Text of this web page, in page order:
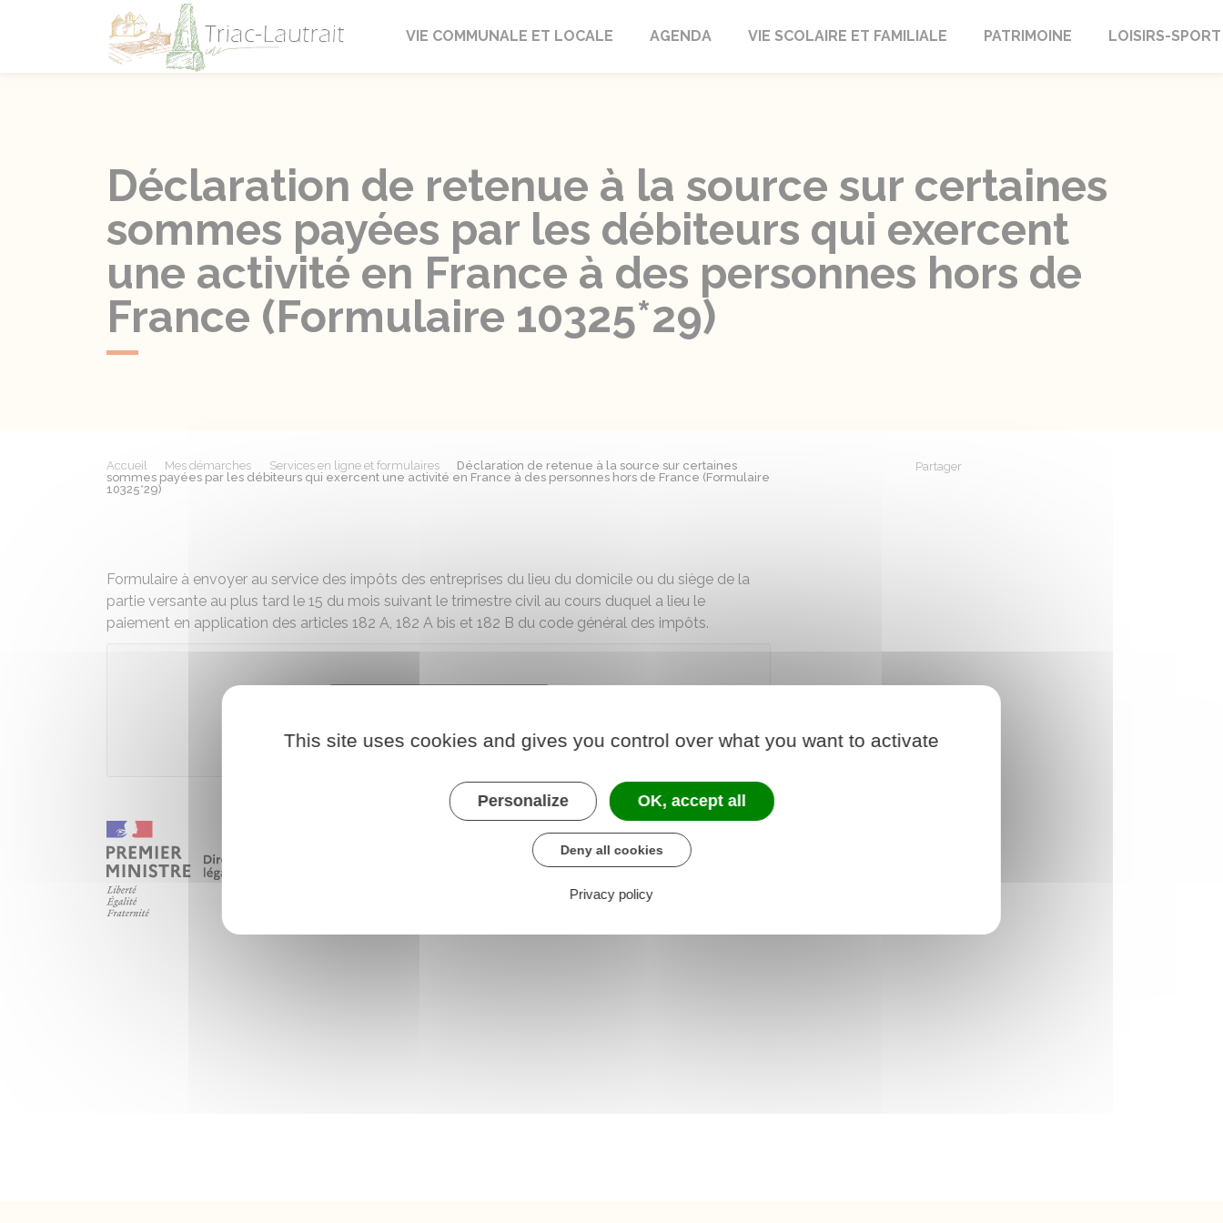
Triac-Lautrait
VIE COMMUNALE ET LOCALE AGENDA VIE SCOLAIRE ET FAMILIALE PATRIMOINE LOISIRS-SPORT
Déclaration de retenue à la source sur certaines
sommes payées par les débiteurs qui exercent
une activité en France à des personnes hors de
France (Formulaire 10325*29)
Accueil Mes démarches Services en ligne et formulaires
Déclaration de retenue à la source sur certaines
sommes payées par les débiteurs qui exercent une activité en France à des personnes hors de France (Formulaire
10325*29)
Partager
Formulaire à envoyer au service des impôts des entreprises du lieu du domicile ou du siège de la
partie versante au plus tard le 15 du mois suivant le trimestre civil au cours duquel a lieu le
paiement en application des articles 182 A, 182 A bis et 182 B du code général des impôts.
Ministère chargé des finances
This site uses cookies and gives you control over what you want to activate
Personalize OK, accept all
Deny all cookies
Privacy policy